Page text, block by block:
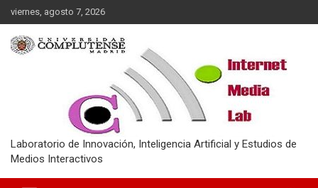
Saltar
al
contenido
viernes, agosto 7, 2026
Laboratorio de Innovación, Inteligencia Artificial y Estudios de
Medios Interactivos